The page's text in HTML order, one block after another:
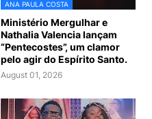
ANA PAULA COSTA
Ministério Mergulhar e
Nathalia Valencia lançam
“Pentecostes”, um clamor
pelo agir do Espírito Santo.
August 01, 2026